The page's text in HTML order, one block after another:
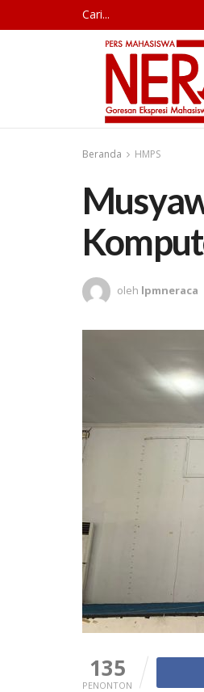
Beranda HMPS
oleh lpmneraca
135
PENONTON